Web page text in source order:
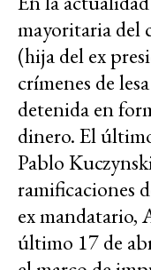
mayoritaria del
(hija del ex
crímenes de
detenida en
dinero. El
Pablo
ramificaciones
ex mandatario,
último 17 de